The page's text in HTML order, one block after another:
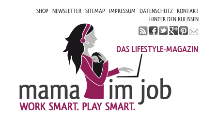
SHOP NEWSLETTER SITEMAP IMPRESSUM DATENSCHUTZ KONTAKT
HINTER DEN KULISSEN
DAS LIFESTYLE-MAGAZIN